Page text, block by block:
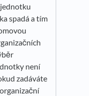
spadá a tím
není
zadáváte